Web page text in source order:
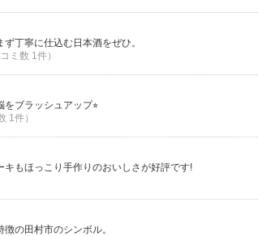
丁寧に仕込む日本酒をぜひ。
ミ数 1件）
ブラッシュアップ⭐︎
1件）
もほっこり手作りのおいしさが好評です!
の田村市のシンボル。